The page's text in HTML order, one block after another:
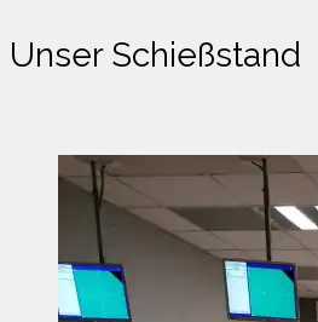
Unser Schießstand